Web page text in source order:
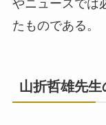
やニュースでは
たものである。
山折哲雄先生